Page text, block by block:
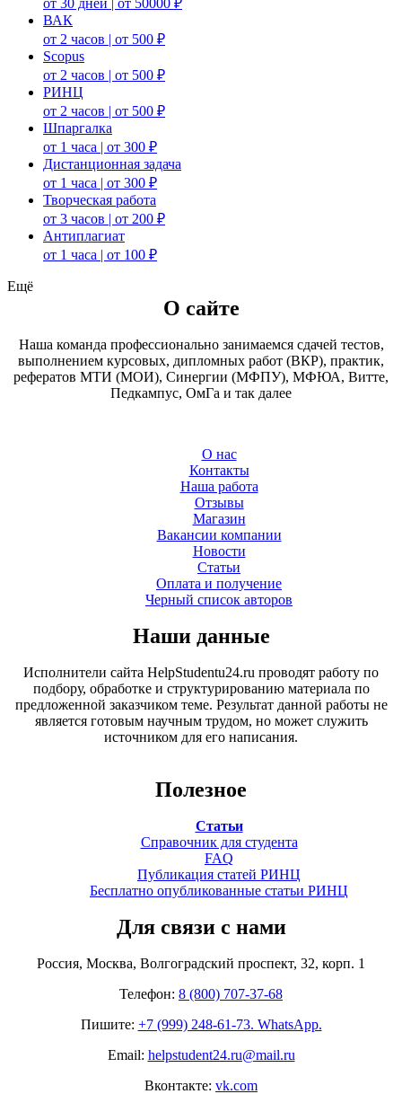
от 30 дней | от 50000 ₽
ВАК
от 2 часов | от 500 ₽
Scopus
от 2 часов | от 500 ₽
РИНЦ
от 2 часов | от 500 ₽
Шпаргалка
от 1 часа | от 300 ₽
Дистанционная задача
от 1 часа | от 300 ₽
Творческая работа
от 3 часов | от 200 ₽
Антиплагиат
от 1 часа | от 100 ₽
Ещё
О сайте
Наша команда профессионально занимаемся сдачей тестов,
выполнением курсовых, дипломных работ (ВКР), практик,
рефератов МТИ (МОИ), Синергии (МФПУ), МФЮА, Витте,
Педкампус, ОмГа и так далее
О нас
Контакты
Наша работа
Отзывы
Магазин
Вакансии компании
Новости
Статьи
Оплата и получение
Черный список авторов
Наши данные
Исполнители сайта HelpStudentu24.ru проводят работу по
подбору, обработке и структурированию материала по
предложенной заказчиком теме. Результат данной работы не
является готовым научным трудом, но может служить
источником для его написания.
Полезное
Статьи
Справочник для студента
FAQ
Публикация статей РИНЦ
Бесплатно опубликованные статьи РИНЦ
Для связи с нами
Россия, Москва, Волгоградский проспект, 32, корп. 1
Телефон: 8 (800) 707-37-68
Пишите: +7 (999) 248-61-73. WhatsApp.
Email: helpstudent24.ru@mail.ru
Вконтакте: vk.com